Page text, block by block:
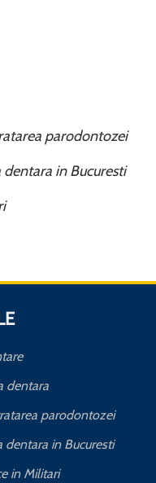
parodontozei
in Bucuresti
dentara
parodontozei
dentara in Bucuresti
in Militari